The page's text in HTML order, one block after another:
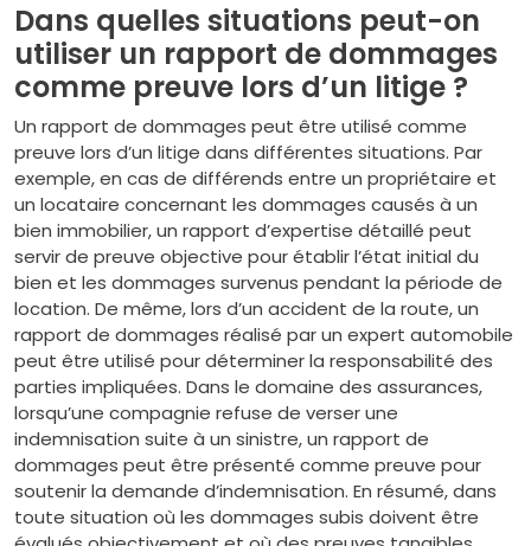
Dans quelles situations peut-on
utiliser un rapport de dommages
comme preuve lors d’un litige ?
Un rapport de dommages peut être utilisé comme
preuve lors d’un litige dans différentes situations. Par
exemple, en cas de différends entre un propriétaire et
un locataire concernant les dommages causés à un
bien immobilier, un rapport d’expertise détaillé peut
servir de preuve objective pour établir l’état initial du
bien et les dommages survenus pendant la période de
location. De même, lors d’un accident de la route, un
rapport de dommages réalisé par un expert automobile
peut être utilisé pour déterminer la responsabilité des
parties impliquées. Dans le domaine des assurances,
lorsqu’une compagnie refuse de verser une
indemnisation suite à un sinistre, un rapport de
dommages peut être présenté comme preuve pour
soutenir la demande d’indemnisation. En résumé, dans
toute situation où les dommages subis doivent être